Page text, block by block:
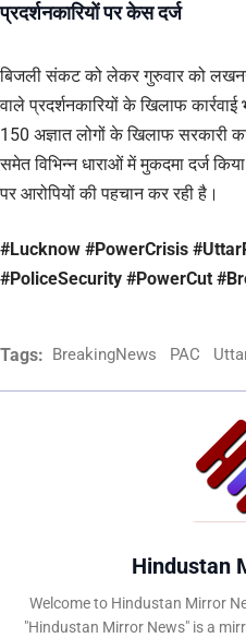
प्रदर्शनकारियों पर केस दर्ज
बिजली संकट को लेकर गुरुवार को लखनऊ-
वाले प्रदर्शनकारियों के खिलाफ
150 अज्ञात लोगों के खिलाफ सरकारी
समेत विभिन्न धाराओं में मुकदमा दर्ज
पर आरोपियों की पहचान कर रही है।
#Lucknow #PowerCrisis
#PoliceSecurity #PowerCut
Tags: BreakingNews PAC
Hindustan
Welcome to Hindustan Mirror
"Hindustan Mirror News" is a